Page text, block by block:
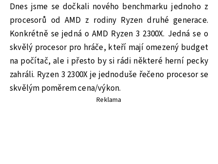
Dnes jsme se dočkali nového benchmarku jednoho z
procesorů od AMD z rodiny Ryzen druhé generace.
Konkrétně se jedná o AMD Ryzen 3 2300X. Jedná se o
skvělý procesor pro hráče, kteří mají omezený budget
na počítač, ale i přesto by si rádi některé herní pecky
zahráli. Ryzen 3 2300X je jednoduše řečeno procesor se
skvělým poměrem cena/výkon.
Reklama